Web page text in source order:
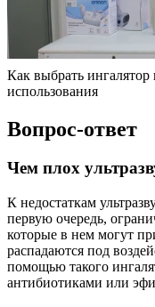
Как выбрать ингалятор
использования
Вопрос-ответ
Чем плох
К недостаткам
первую очередь,
которые в нем могут
распадаются под
помощью такого
антибиотиками или